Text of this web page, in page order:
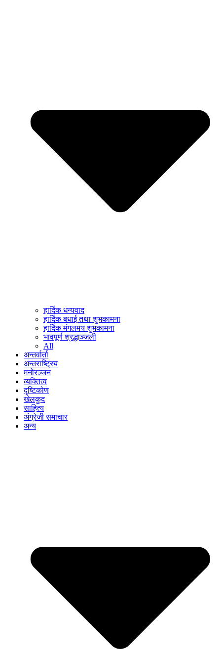
हार्दिक धन्यवाद
हार्दिक बधाई तथा शुभकामना
हार्दिक मंगलमय शुभकामना
भावपूर्ण श्रद्धाञ्जली
All
अन्तर्वार्ता
अन्तराष्ट्रिय
मनोरञ्जन
व्यक्तित्व
दृष्टिकोण
खेलकुद
साहित्य
अंग्रेजी समाचार
अन्य